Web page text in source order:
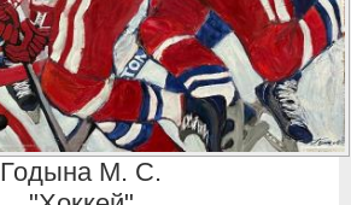
Годына М. С.